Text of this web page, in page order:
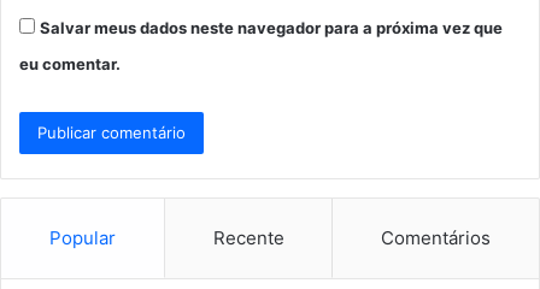
Salvar meus dados neste navegador para a próxima vez que
eu comentar.
Popular Recente Comentários